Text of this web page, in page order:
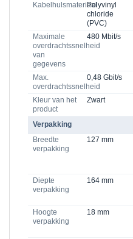
KabelhulsmateriaalPolyvinyl
chloride
(PVC)
Maximale
overdrachtssnelheid
van
gegevens
480 Mbit/s
Max.
overdrachtssnelheid
0,48 Gbit/s
Kleur van het
product
Zwart
Verpakking
Breedte
verpakking
127 mm
Diepte
verpakking
164 mm
Hoogte
verpakking
18 mm